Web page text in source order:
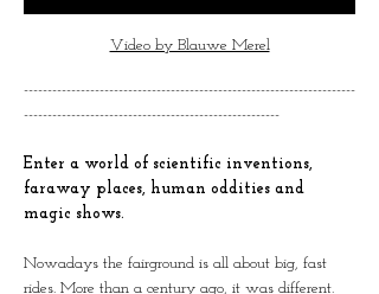
Video by Blauwe Merel
----------------------------------------------------------------------
------------------------------------------------------
Enter a world of scientific inventions,
faraway places, human oddities and
magic shows.
Nowadays the fairground is all about big, fast
rides. More than a century ago, it was different.